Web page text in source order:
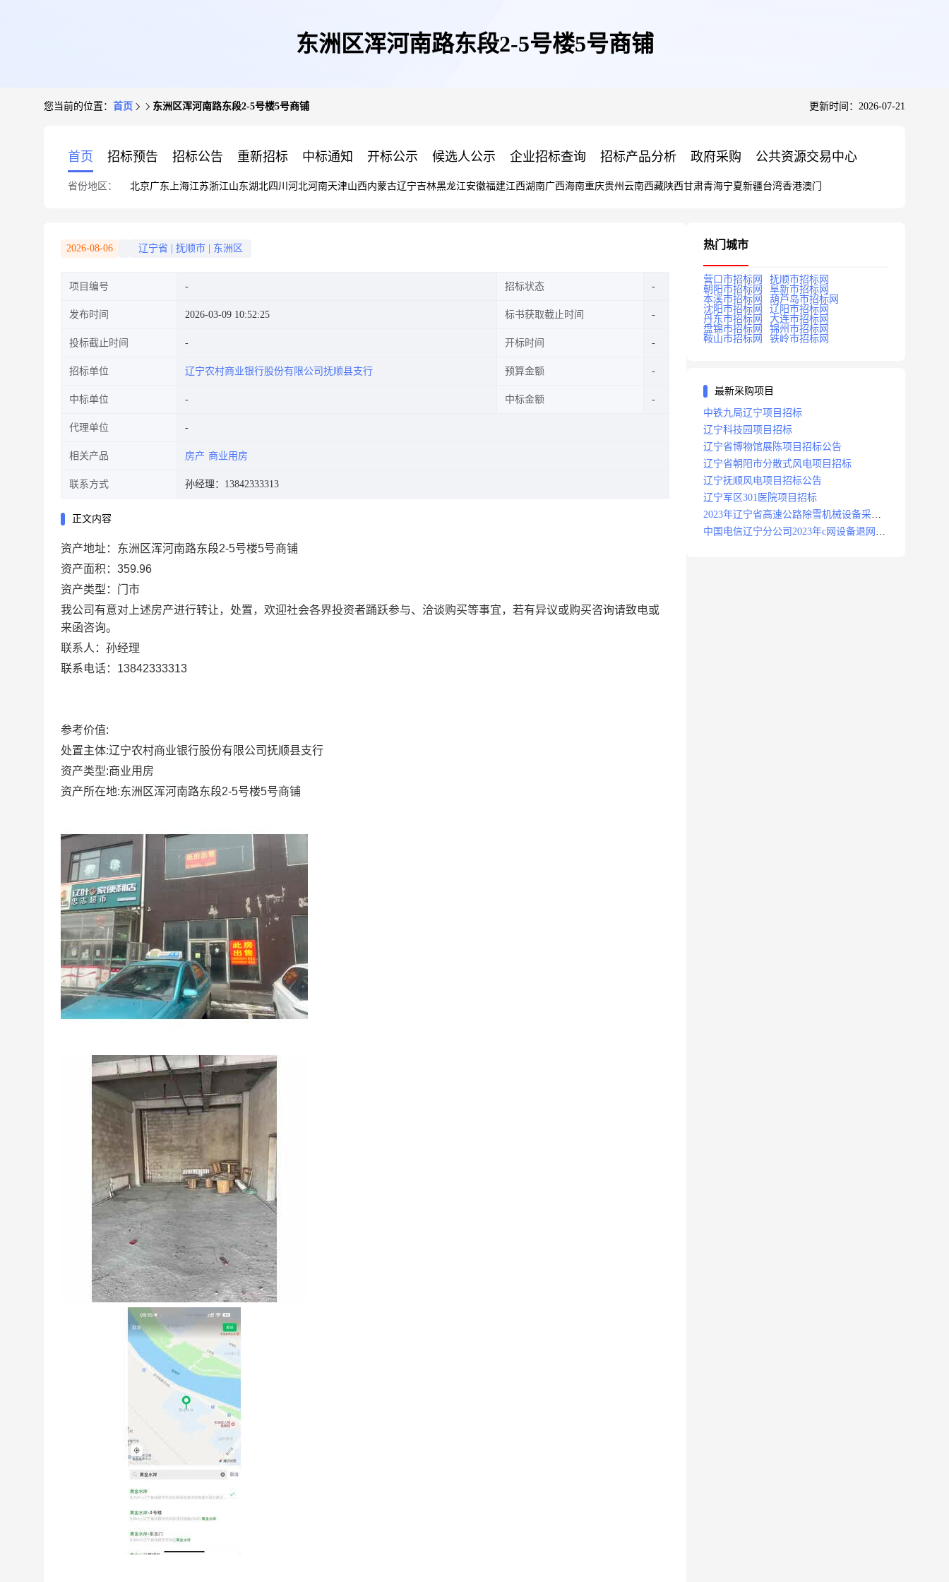
东洲区浑河南路东段2-5号楼5号商铺
您当前的位置： 首页 东洲区浑河南路东段2-5号楼5号商铺 更新时间：2026-07-21
首页 招标预告 招标公告 重新招标 中标通知 开标公示 候选人公示 企业招标查询 招标产品分析 政府采购 公共资源交易中心
省份地区： 北京广东 上海江苏浙江山东湖北四川 河北河南天津山西内蒙古辽宁吉林黑龙江安徽福建江西湖南广西海南重庆贵州 云南西藏陕西甘肃青海宁夏新疆台湾香港澳门
2026-08-06 辽宁省 抚顺市 东洲区
项目编号 招标状态
发布时间 2026-03-09 10:52:25 标书获取截止时间
投标截止时间 开标时间
招标单位 辽宁农村商业银行股份有限公司抚顺县支行 预算金额
中标单位 中标金额
代理单位
相关产品 房产 商业用房
联系方式 孙经理：13842333313
正文内容
资产地址：东洲区浑河南路东段2-5号楼5号商铺
资产面积：359.96
资产类型：门市
我公司有意对上述房产进行转让，处置，欢迎社会各界投资者踊跃参与、洽谈购买等事宜，若有异议或购买咨询请致电或
来函咨询。
联系人：孙经理
联系电话：13842333313
参考价值:
处置主体:辽宁农村商业银行股份有限公司抚顺县支行
资产类型:商业用房
资产所在地:东洲区浑河南路东段2-5号楼5号商铺
热门城市
营口市招标网
抚顺市招标网
朝阳市招标网
阜新市招标网
本溪市招标网
葫芦岛市招标网
沈阳市招标网
辽阳市招标网
丹东市招标网
大连市招标网
盘锦市招标网
锦州市招标网
鞍山市招标网
铁岭市招标网
最新采购项目
中铁九局辽宁项目招标
辽宁科技园项目招标
辽宁省博物馆展陈项目招标公告
辽宁省朝阳市分散式风电项目招标
辽宁抚顺风电项目招标公告
辽宁军区301医院项目招标
2023年辽宁省高速公路除雪机械设备采购
项目招标招标公告
中国电信辽宁分公司2023年c网设备退网拆